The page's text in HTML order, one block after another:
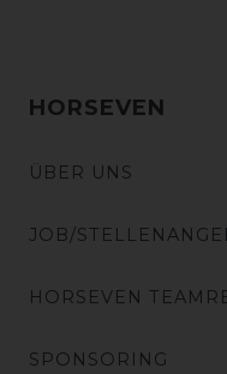
HORSEVEN
ÜBER UNS
JOB/
HORSEVEN
SPONSORING